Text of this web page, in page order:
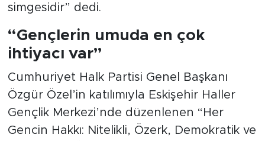
simgesidir” dedi.
“Gençlerin umuda en çok
ihtiyacı var”
Cumhuriyet Halk Partisi Genel Başkanı
Özgür Özel’in katılımıyla Eskişehir Haller
Gençlik Merkezi’nde düzenlenen “Her
Gencin Hakkı: Nitelikli, Özerk, Demokratik ve